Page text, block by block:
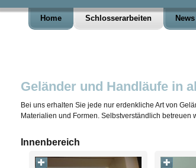
Home Schlosserarbeiten
Geländer und Handläufe in
Bei uns erhalten Sie jede nur erdenkliche Art von
Materialien und Formen. Selbstverständlich
Innenbereich